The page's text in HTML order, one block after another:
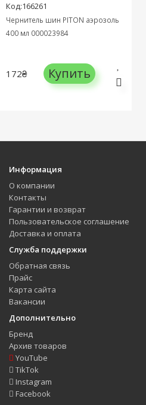
Код:166261
Чернитель шин PITON аэрозоль
400 мл 000023984
172₴ Купить
Информация
О компании
Контакты
Гарантии и возврат
Пользовательское соглашение
Доставка и оплата
Служба поддержки
Обратная связь
Прайс
Карта сайта
Вакансии
Дополнительно
Бренд
Архив товаров
YouTube
TikTok
Instagram
Facebook